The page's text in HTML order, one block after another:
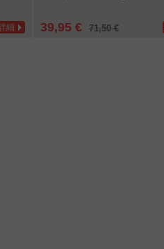
細 39,95 € 71,50 €